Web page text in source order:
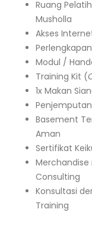
Ruang
Musholla
Akses
Modul /
Training Kit (
1x Makan
Basement
Aman
Sertifikat
Merchandise
Consulting
Konsultasi
Training